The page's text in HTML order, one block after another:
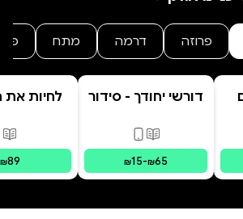
פרוזה דרמה מתח
מודפס
דורשי יחודך - סידור
פורמטים זמינים
מודפס,
₪15-₪65
לחיות את
₪89